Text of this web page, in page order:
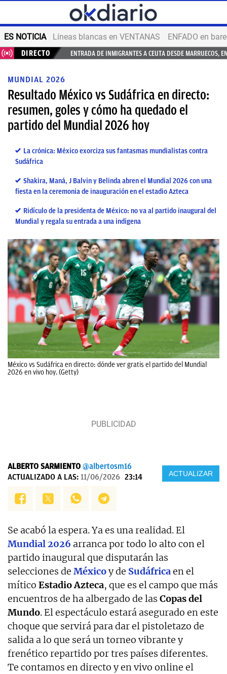
ES NOTICIA Líneas blancas en VENTANAS ENFADO en
DIRECTO ENTRADA DE INMIGRANTES A CEUTA DESDE MARRUECOS,
MUNDIAL 2026
Resultado México vs Sudáfrica en directo:
resumen, goles y cómo ha quedado el
partido del Mundial 2026 hoy
La crónica: México exorciza sus fantasmas mundialistas contra
Sudáfrica
Shakira, Maná, J Balvin y Belinda abren el Mundial 2026 con una
fiesta en la ceremonia de inauguración en el estadio Azteca
Ridículo de la presidenta de México: no va al partido inaugural del
Mundial y regala su entrada a una indígena
México vs Sudáfrica en directo: dónde ver gratis el partido del Mundial
2026 en vivo hoy. (Getty)
ALBERTO SARMIENTO @albertosm16
ACTUALIZADO A LAS: 11/06/2026 23:14 ACTUALIZAR
Se acabó la espera. Ya es una realidad. El
Mundial 2026 arranca por todo lo alto con el
partido inaugural que disputarán las
selecciones de Méxicoy de Sudáfricaen el
mítico Estadio Azteca, que es el campo que más
encuentros de ha albergado de las Copas del
Mundo. El espectáculo estará asegurado en este
choque que servirá para dar el pistoletazo de
salida a lo que será un torneo vibrante y
frenético repartido por tres países diferentes.
Te contamos en directo y en vivo online el